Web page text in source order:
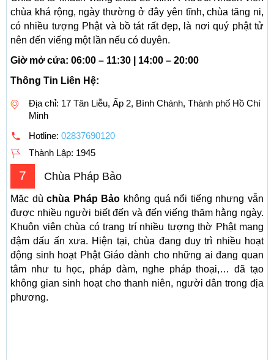
chùa khá rộng, ngày thường ở đây yên tĩnh, chùa tăng ni,
có nhiều tượng Phật và bồ tát rất đẹp, là nơi quý phật tử
nên đến viếng một lần nếu có duyên.
Giờ mở cửa: 06:00 – 11:30 | 14:00 – 20:00
Thông Tin Liên Hệ:
Địa chỉ: 17 Tân Liễu, Ấp 2, Bình Chánh, Thành phố Hồ Chí
Minh
Hotline: 02837690120
Thành Lập: 1945
7 Chùa Pháp Bảo
Mặc dùchùa Pháp Bảo không quá nổi tiếng nhưng vẫn
được nhiều người biết đến và đến viếng thăm hằng ngày.
Khuôn viên chùa có trang trí nhiều tượng thờ Phật mang
đậm dấu ấn xưa. Hiện tại, chùa đang duy trì nhiều hoạt
động sinh hoạt Phật Giáo dành cho những ai đang quan
tâm như tu học, pháp đàm, nghe pháp thoại,… đã tạo
không gian sinh hoạt cho thanh niên, người dân trong địa
phương.